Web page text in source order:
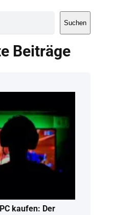
Suchen
Beiträge
kaufen: Der